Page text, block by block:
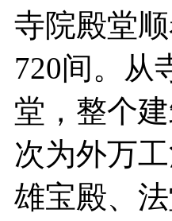
寺院殿堂
720间。从
堂，整个
次为外万
雄宝殿、